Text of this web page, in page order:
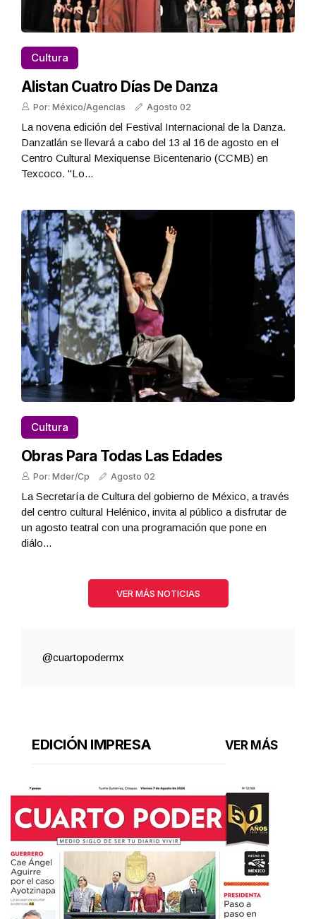
Cultura
Alistan Cuatro Días De Danza
Por: México/Agencias Agosto 02
La novena edición del Festival Internacional de la Danza.
Danzatlán se llevará a cabo del 13 al 16 de agosto en el
Centro Cultural Mexiquense Bicentenario (CCMB) en
Texcoco. "Lo...
Cultura
Obras Para Todas Las Edades
Por: Mder/Cp Agosto 02
La Secretaría de Cultura del gobierno de México, a través
del centro cultural Helénico, invita al público a disfrutar de
un agosto teatral con una programación que pone en
diálo...
VER MÁS NOTICIAS
@cuartopodermx
EDICIÓN IMPRESA VER MÁS